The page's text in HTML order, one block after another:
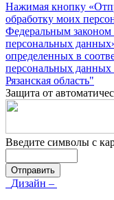
Нажимая кнопку
обработку моих
Федеральным
персональных
определенных в
персональных данных
Рязанская область"
Защита от
Введите символы с
Дизайн –